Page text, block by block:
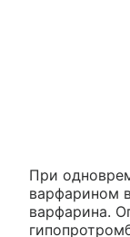
При
варфарином
варфарина.